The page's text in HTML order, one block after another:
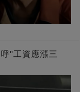
"工資應漲三